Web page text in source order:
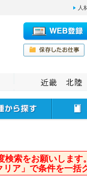
人
検索をお願いします
ア」で条件を一括